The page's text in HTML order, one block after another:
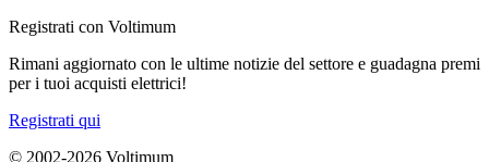
Registrati con Voltimum
Rimani aggiornato con le ultime notizie del settore e guadagna premi
per i tuoi acquisti elettrici!
Registrati qui
© 2002-2026 Voltimum